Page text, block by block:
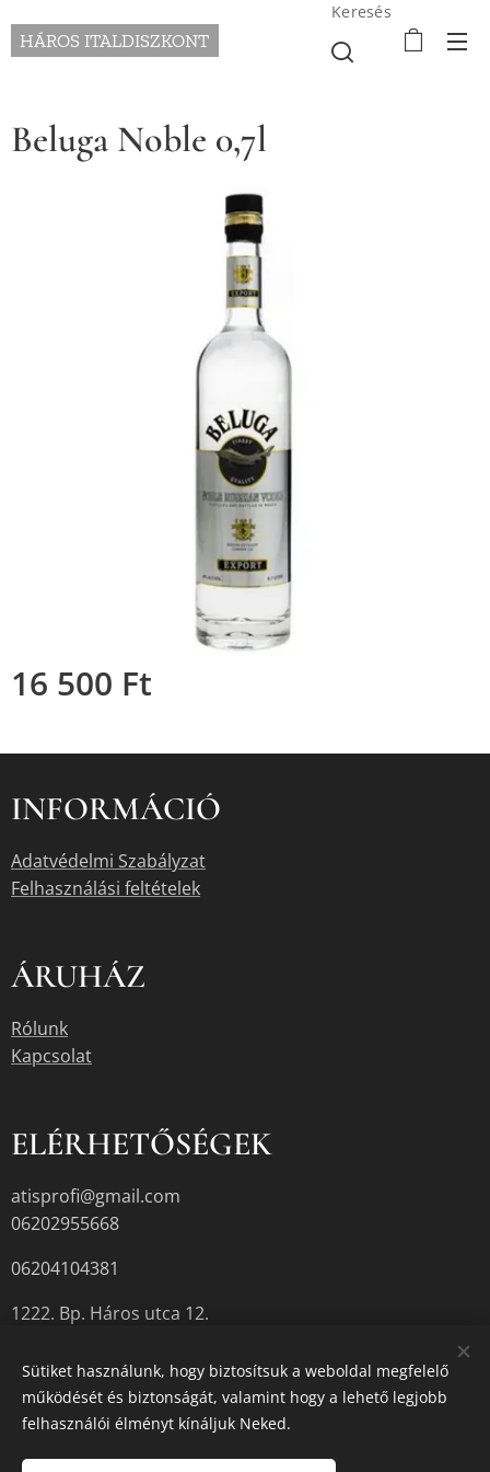
HÁROS ITALDISZKONT
Keresés
Beluga Noble 0,7l
16 500 Ft
INFORMÁCIÓ
Adatvédelmi Szabályzat
Felhasználási feltételek
ÁRUHÁZ
Rólunk
Kapcsolat
ELÉRHETŐSÉGEK
atisprofi@gmail.com
06202955668
06204104381
1222. Bp. Háros utca 12.
A termékek aktuális készletéről érdeklődjön az üzletben, vagy a
megadott elérhetőségek egyikén.
Sütiket használunk, hogy biztosítsuk a weboldal megfelelő
működését és biztonságát, valamint hogy a lehető legjobb
felhasználói élményt kínáljuk Neked.